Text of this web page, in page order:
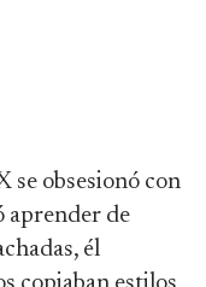
obsesionó con
aprender de
él